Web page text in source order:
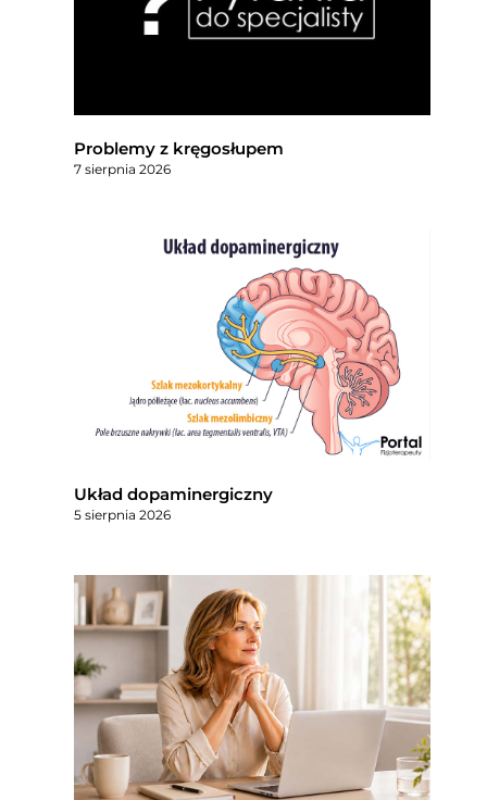
Problemy z kręgosłupem
7 sierpnia 2026
Układ dopaminergiczny
5 sierpnia 2026